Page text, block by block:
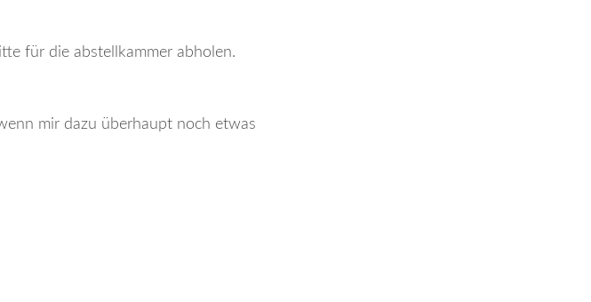
für die abstellkammer abholen.
mir dazu überhaupt noch etwas